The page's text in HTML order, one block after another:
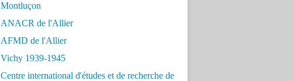
Montluçon
ANACR de l'Allier
AFMD de l'Allier
Vichy 1939-1945
Centre international d'études et de recherche de